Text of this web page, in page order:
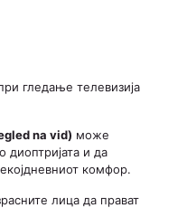
гледање телевизија
na vid) може
и да
комфор.
лица да прават